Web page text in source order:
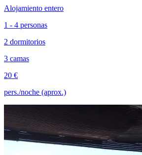
Alojamiento entero
1 - 4 personas
2 dormitorios
3 camas
20 €
pers./noche (aprox.)